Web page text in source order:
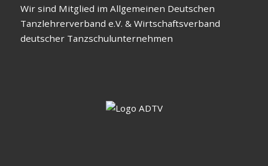
Wir sind Mitglied im Allgemeinen Deutschen
Tanzlehrerverband e.V. & Wirtschaftsverband
deutscher Tanzschulunternehmen